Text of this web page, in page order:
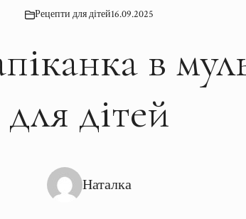
Рецепти для дітей16.09.2025
в
для дітей
Наталка